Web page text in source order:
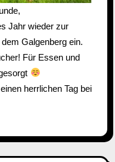
Jahr wieder zur
Galgenberg ein.
Für Essen und
herrlichen Tag bei